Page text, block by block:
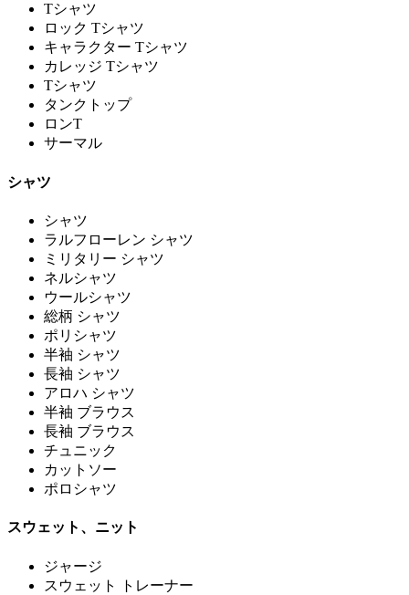
Tシャツ
ロック Tシャツ
キャラクター Tシャツ
カレッジ Tシャツ
Tシャツ
タンクトップ
ロンT
サーマル
シャツ
シャツ
ラルフローレン シャツ
ミリタリー シャツ
ネルシャツ
ウールシャツ
総柄 シャツ
ポリシャツ
半袖 シャツ
長袖 シャツ
アロハ シャツ
半袖 ブラウス
長袖 ブラウス
チュニック
カットソー
ポロシャツ
スウェット、ニット
ジャージ
スウェット トレーナー